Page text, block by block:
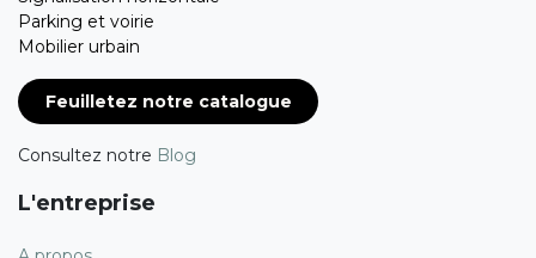
Parking et voirie
Mobilier urbain
Feuilletez notre catalogue
Consultez notre Blog
L'entreprise